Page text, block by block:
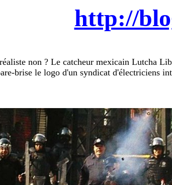
http://
non ? Le catcheur mexicain Lutcha
brise le logo d'un syndicat d'électriciens